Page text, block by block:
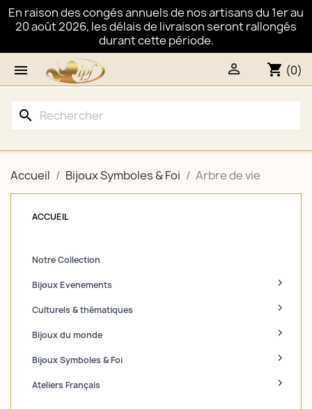
En raison des congés annuels de nos artisans du 1er au
20 août 2026, les délais de livraison seront rallongés
durant cette période.
 shopping_cart (0)

search
Accueil Bijoux Symboles & Foi Arbre de vie
ACCUEIL
Notre Collection
Bijoux Evenements
Culturels & thématiques
Bijoux du monde
Bijoux Symboles & Foi
Ateliers Français